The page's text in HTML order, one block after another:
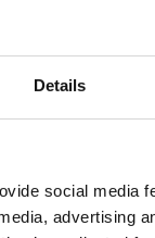
Details
social media
advertising